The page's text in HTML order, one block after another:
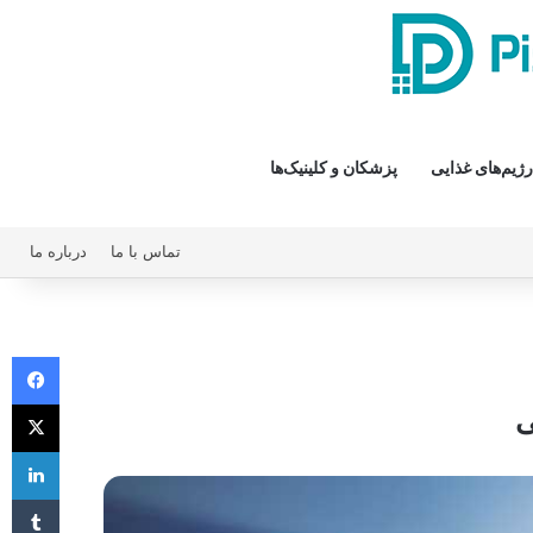
غذایی پزشکان و کلینیک‌ها
تماس با ما درباره ما
X